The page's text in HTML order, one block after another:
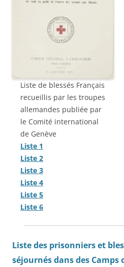
Liste de blessés Français
recueillis par les troupes
allemandes publiée par
le Comité international
de Genève
Liste 1
Liste 2
Liste 3
Liste 4
Liste 5
Liste 6
Liste des prisonniers et
séjournés dans des Camps